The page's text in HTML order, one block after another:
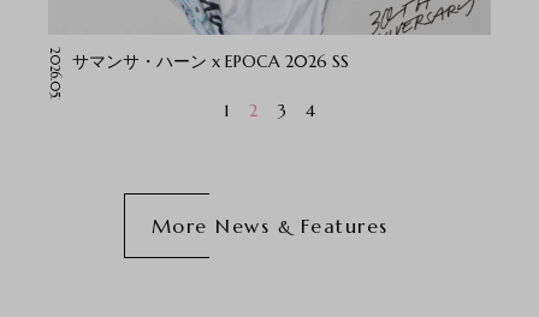
2026.05.25 サマンサ・ハーン x EPOCA 2026 SS
1 2 3 4
More News & Features